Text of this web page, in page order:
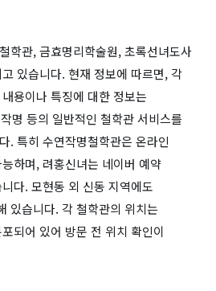
학관, 금효명리학술원, 초록선녀도사
있습니다. 현재 정보에 따르면, 각
용이나 특징에 대한 정보는
명 등의 일반적인 철학관 서비스를
. 특히 수연작명철학관은 온라인
하며, 려홍신녀는 네이버 예약
다. 모현동 외 신동 지역에도
있습니다. 각 철학관의 위치는
되어 있어 방문 전 위치 확인이